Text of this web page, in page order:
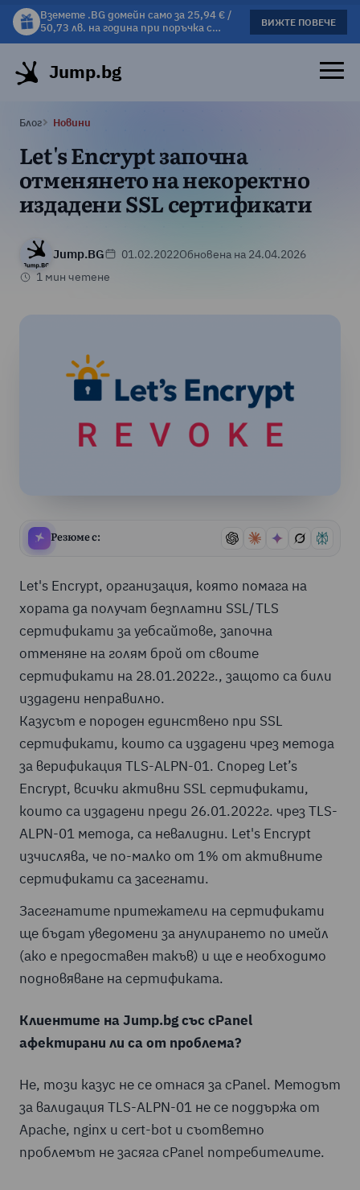
Вземете .BG домейн само за 25,94 € /
50,73 лв. на година при поръчка с
хостинг.
ВИЖТЕ ПОВЕЧЕ
Вземете подарък чаша с избрани
хостинг планове!
ВИЖΤΕ ПОВЕЧЕ
Jump.bg
Блог Новини
Let's Encrypt започна
отменянето на некоректно
издадени SSL сертификати
Jump.BG 01.02.2022Обновена на 24.04.2026
1 мин четене
Резюме с:
Let's Encrypt, организация, която помага на
хората да получат безплатни SSL/TLS
сертификати за уебсайтове, започна
отменяне на голям брой от своите
сертификати на 28.01.2022г., защото са били
издадени неправилно.
Казусът е породен единствено при SSL
сертификати, които са издадени чрез метода
за верификация TLS-ALPN-01. Според Let’s
Encrypt, всички активни SSL сертификати,
които са издадени преди 26.01.2022г. чрез TLS-
ALPN-01 метода, са невалидни. Let's Encrypt
изчислява, че по-малко от 1% от активните
сертификати са засегнати.
Засегнатите притежатели на сертификати
ще бъдат уведомени за анулирането по имейл
(ако е предоставен такъв) и ще е необходимо
подновяване на сертификата.
Клиентите на Jump.bg със cPanel
афектирани ли са от проблема?
Не, този казус не се отнася за cPanel. Методът
за валидация TLS-ALPN-01 не се поддържа от
Apache, nginx и cert-bot и съответно
проблемът не засяга cPanel потребителите.